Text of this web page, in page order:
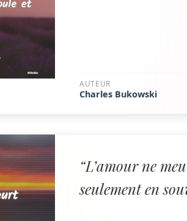
AUTEUR
Charles Bukowski
“L’amour ne
seulement en